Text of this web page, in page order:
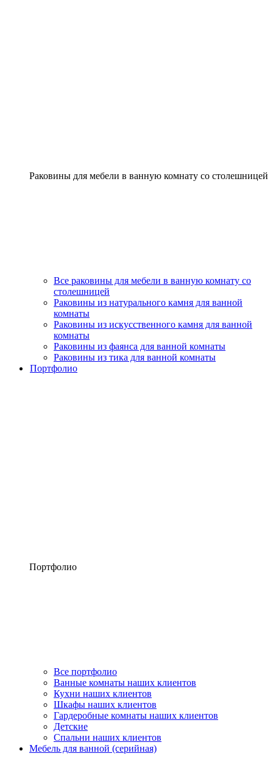
Раковины для мебели в ванную комнату со столешницей
Все раковины для мебели в ванную комнату со
столешницей
Раковины из натурального камня для ванной
комнаты
Раковины из искусственного камня для ванной
комнаты
Раковины из фаянса для ванной комнаты
Раковины из тика для ванной комнаты
Портфолио
Портфолио
Все портфолио
Ванные комнаты наших клиентов
Кухни наших клиентов
Шкафы наших клиентов
Гардеробные комнаты наших клиентов
Детские
Спальни наших клиентов
Мебель для ванной (серийная)